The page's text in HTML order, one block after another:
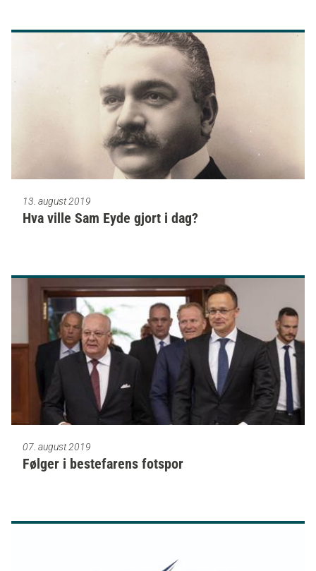
13. august 2019
Hva ville Sam Eyde gjort i dag?
07. august 2019
Følger i bestefarens fotspor